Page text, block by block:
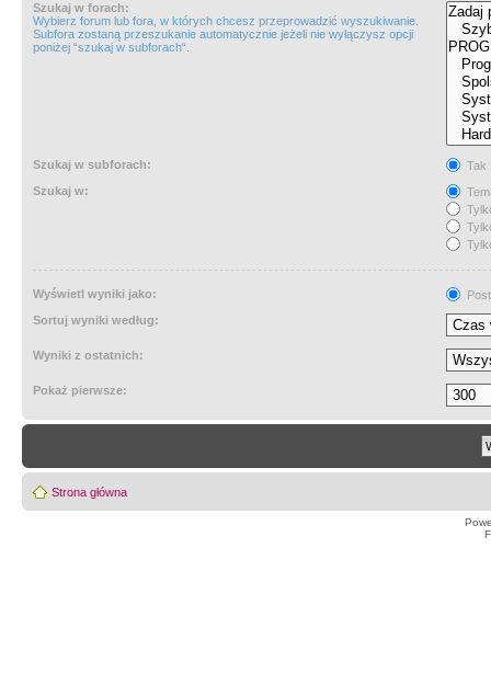
Szukaj w forach:
Wybierz forum lub fora, w których chcesz przeprowadzić wyszukiwanie.
Subfora zostaną przeszukanie automatycznie jeżeli nie wyłączysz opcji
poniżej “szukaj w subforach“.
Szukaj w subforach:
Tak
Szukaj w:
Wyświetl wyniki jako:
Sortuj wyniki według:
Wyniki z ostatnich:
Pokaż pierwsze:
Strona główna